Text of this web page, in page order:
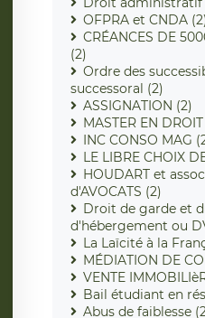
OFPRA et CNDA
CRÉANCES DE
(2)
Ordre des
successoral (2)
ASSIGNATION (2)
MASTER EN
INC CONSO MAG
LE LIBRE CHOIX
HOUDART et
d'AVOCATS (2)
Droit de garde et
d'hébergement ou
La Laïcité à la
MÉDIATION DE
VENTE
Bail étudiant en
Abus de faiblesse